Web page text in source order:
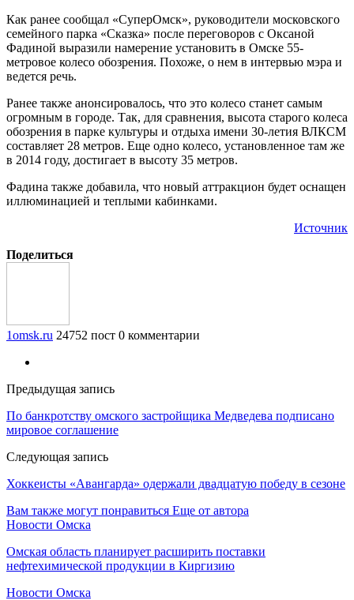
Как ранее сообщал «СуперОмск», руководители московского
семейного парка «Сказка» после переговоров с Оксаной
Фадиной выразили намерение установить в Омске 55-
метровое колесо обозрения. Похоже, о нем в интервью мэра и
ведется речь.
Ранее также анонсировалось, что это колесо станет самым
огромным в городе. Так, для сравнения, высота старого колеса
обозрения в парке культуры и отдыха имени 30-летия ВЛКСМ
составляет 28 метров. Еще одно колесо, установленное там же
в 2014 году, достигает в высоту 35 метров.
Фадина также добавила, что новый аттракцион будет оснащен
иллюминацией и теплыми кабинками.
Источник
Поделиться
1omsk.ru 24752 пост 0 комментарии
Предыдущая запись
По банкротству омского застройщика Медведева подписано
мировое соглашение
Следующая запись
Хоккеисты «Авангарда» одержали двадцатую победу в сезоне
Вам также могут понравиться Еще от автора
Новости Омска
Омская область планирует расширить поставки
нефтехимической продукции в Киргизию
Новости Омска